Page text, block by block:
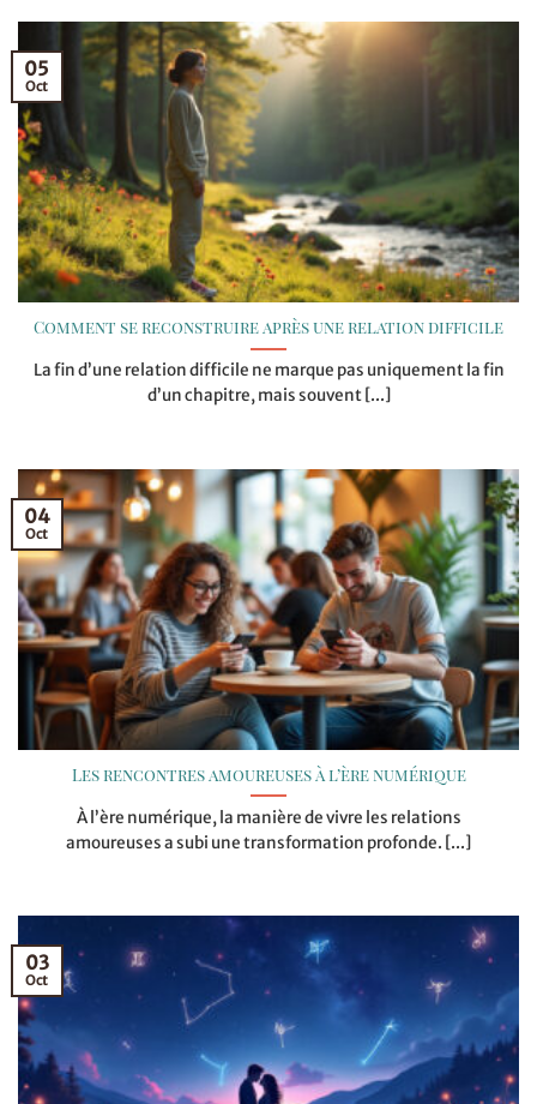
Comment se reconstruire après une relation difficile
La fin d’une relation difficile ne marque pas uniquement la fin
d’un chapitre, mais souvent [...]
05
Oct
Les rencontres amoureuses à l’ère numérique
À l’ère numérique, la manière de vivre les relations
amoureuses a subi une transformation profonde. [...]
04
Oct
03
Oct